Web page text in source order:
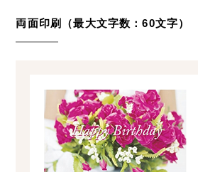
両面印刷（最大文字数：60文字）